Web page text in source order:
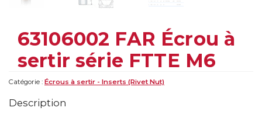
63106002 FAR Écrou à
sertir série FTTE M6
Catégorie : Écrous à sertir - Inserts (Rivet Nut)
Description